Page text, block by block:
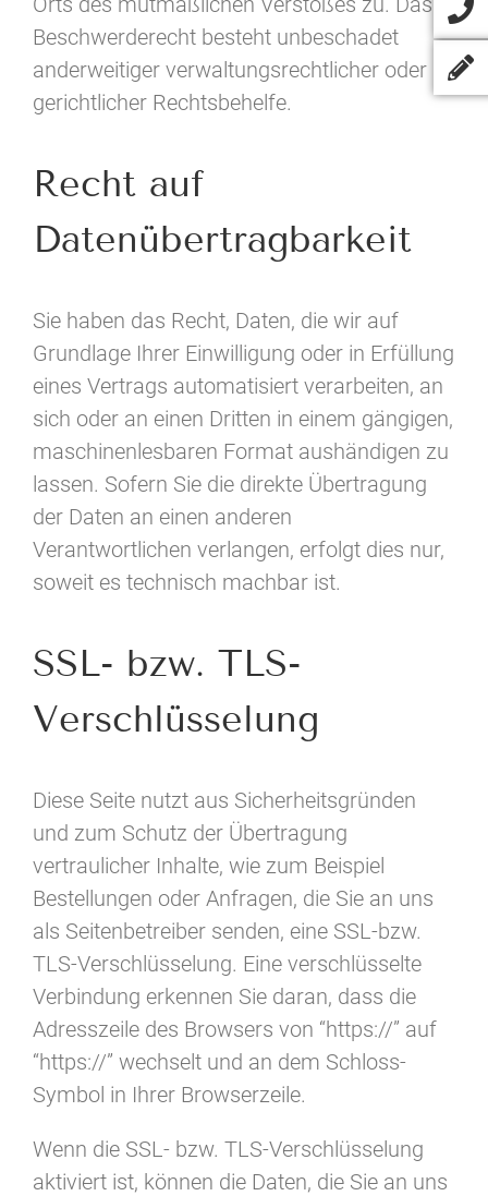
Beschwerderecht besteht unbeschadet
anderweitiger verwaltungsrechtlicher oder
gerichtlicher Rechtsbehelfe.
Recht auf
Datenübertragbarkeit
Sie haben das Recht, Daten, die wir auf
Grundlage Ihrer Einwilligung oder in Erfüllung
eines Vertrags automatisiert verarbeiten, an
sich oder an einen Dritten in einem gängigen,
maschinenlesbaren Format aushändigen zu
lassen. Sofern Sie die direkte Übertragung
der Daten an einen anderen
Verantwortlichen verlangen, erfolgt dies nur,
soweit es technisch machbar ist.
SSL- bzw. TLS-
Verschlüsselung
Diese Seite nutzt aus Sicherheitsgründen
und zum Schutz der Übertragung
vertraulicher Inhalte, wie zum Beispiel
Bestellungen oder Anfragen, die Sie an uns
als Seitenbetreiber senden, eine SSL-bzw.
TLS-Verschlüsselung. Eine verschlüsselte
Verbindung erkennen Sie daran, dass die
Adresszeile des Browsers von “https://” auf
“https://” wechselt und an dem Schloss-
Symbol in Ihrer Browserzeile.
Wenn die SSL- bzw. TLS-Verschlüsselung
aktiviert ist, können die Daten, die Sie an uns